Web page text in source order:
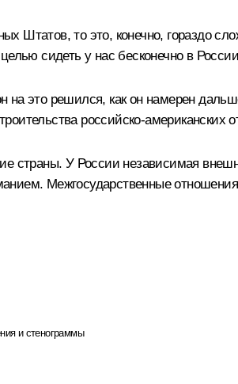
Штатов, то это, конечно, гораздо
сидеть у нас бесконечно в
это решился, как он намерен
российско-американских
страны. У России независимая
Межгосударственные
и стенограммы